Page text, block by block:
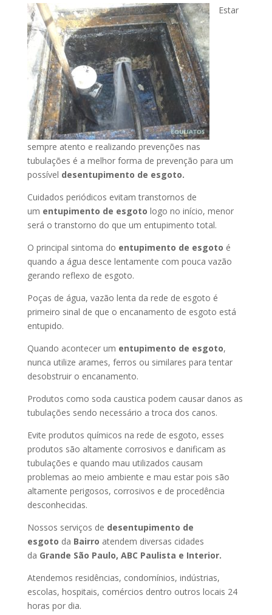
Estar
sempre atento e realizando prevenções nas
tubulações é a melhor forma de prevenção para um
possível desentupimento de esgoto.
Cuidados periódicos evitam transtornos de
um entupimento de esgoto logo no início, menor
será o transtorno do que um entupimento total.
O principal sintoma do entupimento de esgoto é
quando a água desce lentamente com pouca vazão
gerando reflexo de esgoto.
Poças de água, vazão lenta da rede de esgoto é
primeiro sinal de que o encanamento de esgoto está
entupido.
Quando acontecer um entupimento de esgoto,
nunca utilize arames, ferros ou similares para tentar
desobstruir o encanamento.
Produtos como soda caustica podem causar danos as
tubulações sendo necessário a troca dos canos.
Evite produtos químicos na rede de esgoto, esses
produtos são altamente corrosivos e danificam as
tubulações e quando mau utilizados causam
problemas ao meio ambiente e mau estar pois são
altamente perigosos, corrosivos e de procedência
desconhecidas.
Nossos serviços de desentupimento de
esgoto da Bairro atendem diversas cidades
da Grande São Paulo, ABC Paulista e Interior.
Atendemos residências, condomínios, indústrias,
escolas, hospitais, comércios dentro outros locais 24
horas por dia.